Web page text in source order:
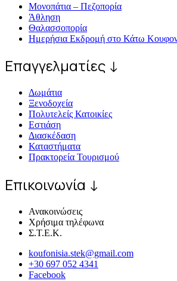
Μονοπάτια – Πεζοπορία
Άθληση
Θαλασσοπορία
Ημερήσια Εκδρομή στο Κάτω
Επαγγελματίες ↓
Δωμάτια
Ξενοδοχεία
Πολυτελείς Κατοικίες
Εστιάση
Διασκέδαση
Καταστήματα
Πρακτορεία Τουρισμού
Επικοινωνία ↓
Ανακοινώσεις
Χρήσιμα τηλέφωνα
Σ.Τ.Ε.Κ.
koufonisia.stek@gmail.com
+30 697 052 4341
Facebook